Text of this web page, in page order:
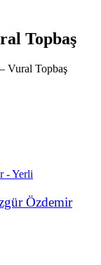
Topbaş
Vural Topbaş
- Yerli
Özdemir